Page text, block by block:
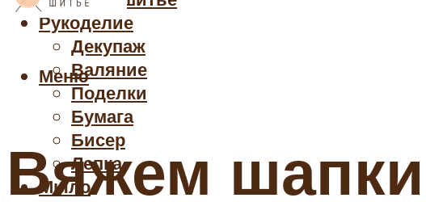
Рукоделие
Декупаж
Валяние
Поделки
Бумага
Бисер
Лепка
Мыло
Меню
Вяжем